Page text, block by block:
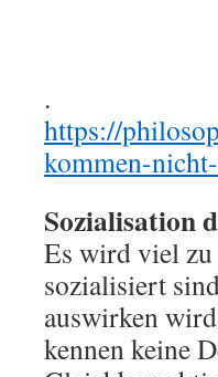
.
https://
kommen-
Sozialisation
Es wird viel zu
sozialisiert
auswirken
kennen keine